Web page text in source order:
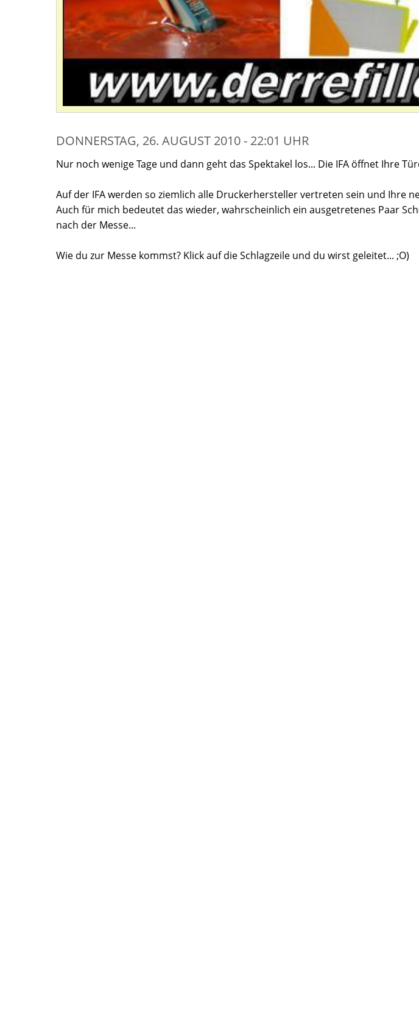
DONNERSTAG, 26. AUGUST 2010 - 22:01 UHR
Nur noch wenige Tage und dann geht das Spektakel los... Die IFA öffnet Ihre
Auf der IFA werden so ziemlich alle Druckerhersteller vertreten sein und Ihre
Auch für mich bedeutet das wieder, wahrscheinlich ein ausgetretenes Paar
nach der Messe...
Wie du zur Messe kommst? Klick auf die Schlagzeile und du wirst geleitet... ;O)